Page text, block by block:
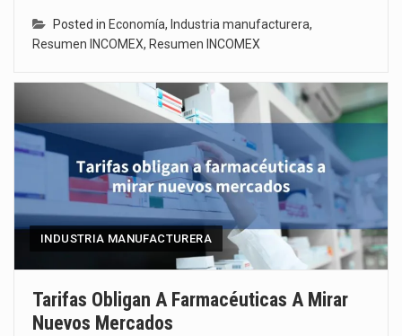
Posted in Economía, Industria manufacturera,
Resumen INCOMEX, Resumen INCOMEX
INDUSTRIA MANUFACTURERA
Tarifas Obligan A Farmacéuticas A Mirar
Nuevos Mercados